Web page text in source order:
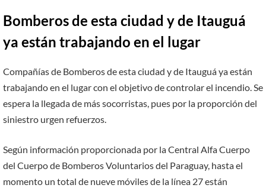
Bomberos de esta ciudad y de Itauguá
ya están trabajando en el lugar
Compañías de Bomberos de esta ciudad y de Itauguá ya están
trabajando en el lugar con el objetivo de controlar el incendio. Se
espera la llegada de más socorristas, pues por la proporción del
siniestro urgen refuerzos.
Según información proporcionada por la Central Alfa Cuerpo
del Cuerpo de Bomberos Voluntarios del Paraguay, hasta el
momento un total de nueve móviles de la línea 27 están